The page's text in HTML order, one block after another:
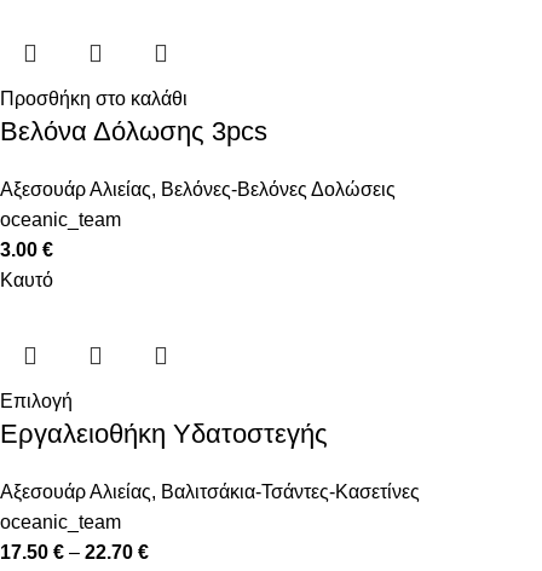
Προσθήκη στο καλάθι
Βελόνα Δόλωσης 3pcs
Αξεσουάρ Αλιείας, Βελόνες-Βελόνες Δολώσεις
oceanic_team
3.00 €
Καυτό
Επιλογή
Εργαλειοθήκη Υδατοστεγής
Αξεσουάρ Αλιείας, Βαλιτσάκια-Τσάντες-Κασετίνες
oceanic_team
17.50 € – 22.70 €